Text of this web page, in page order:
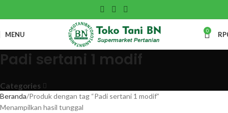
MENU 0 RP
Padi sertani 1 modif
Categories
Beranda Produk dengan tag “Padi sertani 1 modif”
Menampilkan hasil tunggal